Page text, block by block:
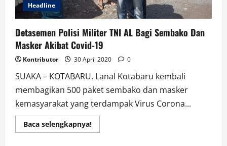
Headline
Detasemen Polisi Militer TNI AL Bagi Sembako Dan
Masker Akibat Covid-19
Kontributor 30 April 2020 0
SUAKA – KOTABARU. Lanal Kotabaru kembali
membagikan 500 paket sembako dan masker
kemasyarakat yang terdampak Virus Corona...
Baca selengkapnya!Read
more